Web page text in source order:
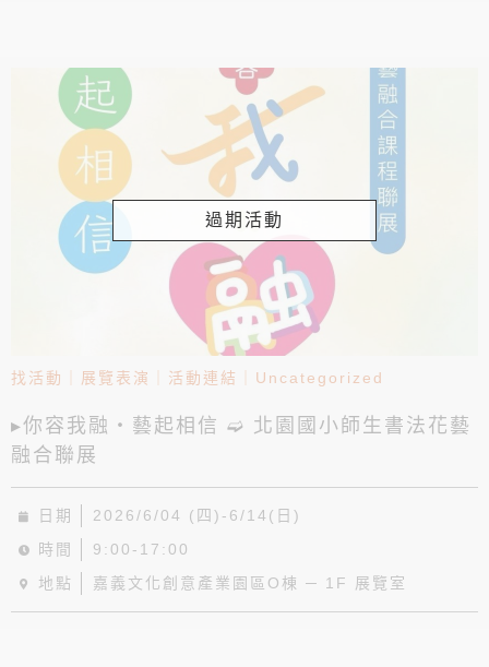
過期活動
找活動 展覽表演 活動連結 Uncategorized
▸你容我融‧藝起相信 ➫ 北園國小師生書法花藝
融合聯展
日期
2026/6/04 (四)-6/14(日)
時間
9:00-17:00
地點
嘉義文化創意產業園區O棟 ─ 1F 展覽室